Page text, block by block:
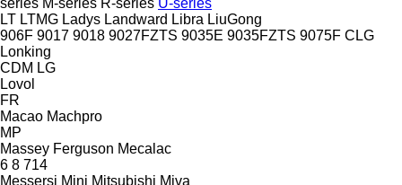
LT LTMG Ladys Landward Libra LiuGong
906F 9017 9018 9027FZTS 9035E 9035FZTS 9075F CLG
Lonking
CDM LG
Lovol
FR
Macao Machpro
MP
Massey Ferguson Mecalac
6 8 714
Messersi Mini Mitsubishi Miva